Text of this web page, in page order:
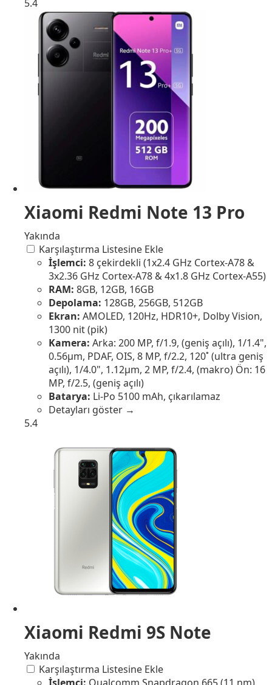
5.4
Xiaomi Redmi Note 13 Pro
Yakında
Karşılaştırma Listesine Ekle
İşlemci: 8 çekirdekli (1x2.4 GHz Cortex-A78 &
3x2.36 GHz Cortex-A78 & 4x1.8 GHz Cortex-A55)
RAM: 8GB, 12GB, 16GB
Depolama: 128GB, 256GB, 512GB
Ekran: AMOLED, 120Hz, HDR10+, Dolby Vision,
1300 nit (pik)
Kamera: Arka: 200 MP, f/1.9, (geniş açılı), 1/1.4",
0.56µm, PDAF, OIS, 8 MP, f/2.2, 120˚ (ultra geniş
açılı), 1/4.0", 1.12µm, 2 MP, f/2.4, (makro) Ön: 16
MP, f/2.5, (geniş açılı)
Batarya: Li-Po 5100 mAh, çıkarılamaz
Detayları göster →
5.4
Xiaomi Redmi 9S Note
Yakında
Karşılaştırma Listesine Ekle